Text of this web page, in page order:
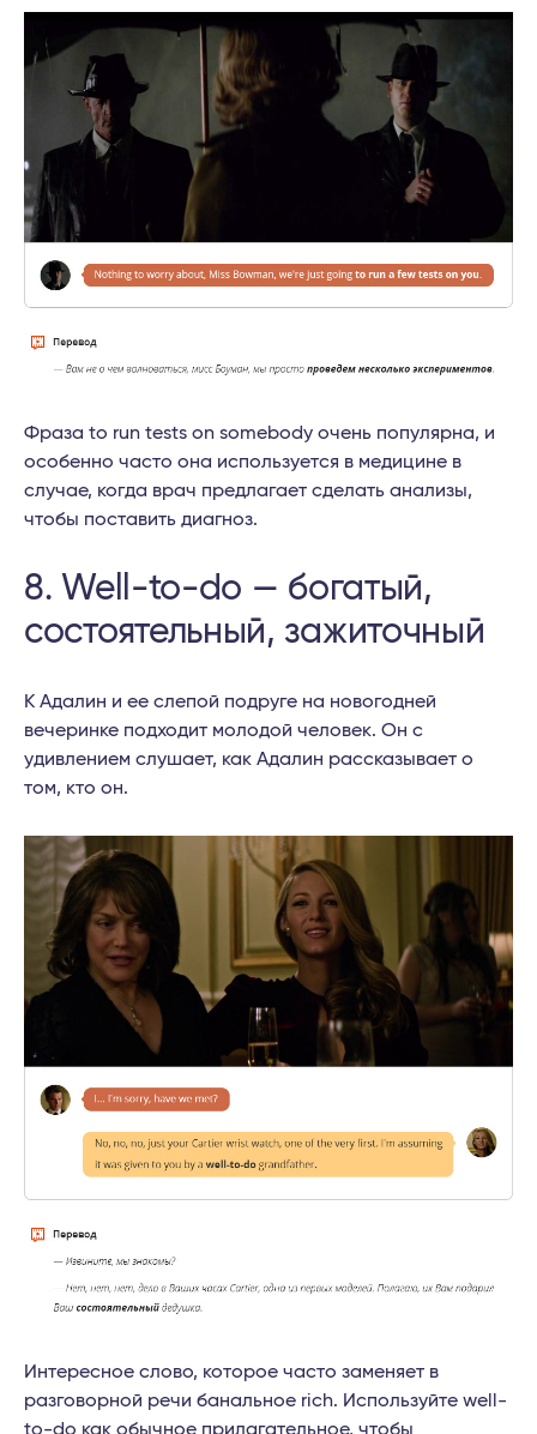
Фраза to run tests on somebody очень популярна, и
особенно часто она используется в медицине в
случае, когда врач предлагает сделать анализы,
чтобы поставить диагноз.
8. Well-to-do — богатый,
состоятельный, зажиточный
К Адалин и ее слепой подруге на новогодней
вечеринке подходит молодой человек. Он с
удивлением слушает, как Адалин рассказывает о
том, кто он.
Интересное слово, которое часто заменяет в
разговорной речи банальное rich. Используйте well-
to-do как обычное прилагательное, чтобы